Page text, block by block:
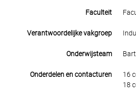
Faculteit
Verantwoordelijke vakgroep
Onderwijsteam
Onderdelen en contacturen
16
18